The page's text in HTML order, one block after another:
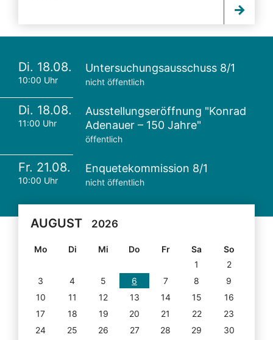
Di. 18.08.
10:00 Uhr
Untersuchungsausschuss 8/1
nicht öffentlich
Di. 18.08.
11:00 Uhr
Ausstellungseröffnung "Konrad
Adenauer – 150 Jahre"
öffentlich
Fr. 21.08.
10:00 Uhr
Enquetekommission 8/1
nicht öffentlich
AUGUST 2026
Mo Di Mi Do Fr Sa
So
1
2
3
4 5 6 7 8
9
10
11 12 13 14 15
16
17
18 19 20 21 22
23
24
25 26 27 28 29
30